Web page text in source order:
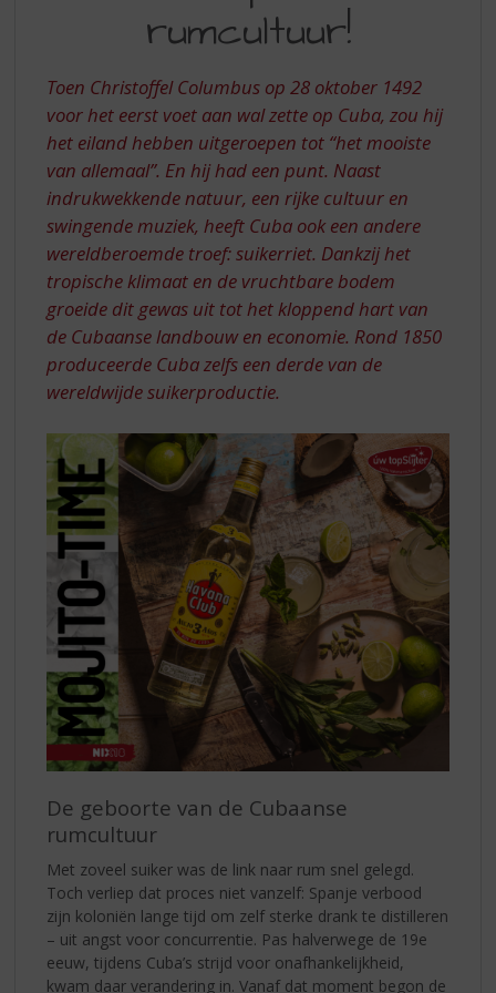
PERFECTE
RUMCULTUUR!
rumcultuur!
Toen Christoffel Columbus op 28 oktober 1492
voor het eerst voet aan wal zette op Cuba, zou hij
het eiland hebben uitgeroepen tot “het mooiste
van allemaal”. En hij had een punt. Naast
indrukwekkende natuur, een rijke cultuur en
swingende muziek, heeft Cuba ook een andere
wereldberoemde troef: suikerriet. Dankzij het
tropische klimaat en de vruchtbare bodem
groeide dit gewas uit tot het kloppend hart van
de Cubaanse landbouw en economie. Rond 1850
produceerde Cuba zelfs een derde van de
wereldwijde suikerproductie.
De geboorte van de Cubaanse
rumcultuur
Met zoveel suiker was de link naar rum snel gelegd.
Toch verliep dat proces niet vanzelf: Spanje verbood
zijn koloniën lange tijd om zelf sterke drank te distilleren
– uit angst voor concurrentie. Pas halverwege de 19e
eeuw, tijdens Cuba’s strijd voor onafhankelijkheid,
kwam daar verandering in. Vanaf dat moment begon de